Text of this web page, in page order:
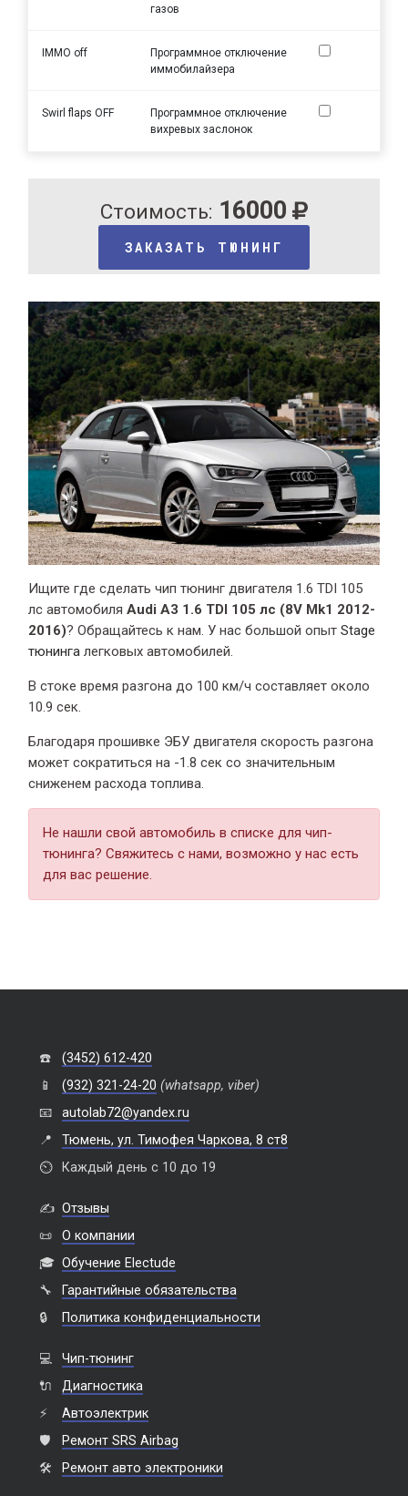
газов
IMMO off
Программное отключение
иммобилайзера
Swirl flaps OFF
Программное отключение
вихревых заслонок
Стоимость: 16000
ЗАКАЗАТЬ ТЮНИНГ
Ищите где сделать чип тюнинг двигателя 1.6 TDI 105
лс автомобиляAudi A3 1.6 TDI 105 лс (8V Mk1 2012-
2016)? Обращайтесь к нам. У нас большой опытStage
тюнинга легковых автомобилей.
В стоке время разгонадо 100 км/ч составляет около
10.9 сек.
Благодаря прошивке ЭБУ двигателя скорость разгона
может сократиться на -1.8 сек со значительным
сниженем расхода топлива.
Не нашли свой автомобиль в списке для чип-
тюнинга? Свяжитесь с нами, возможно у нас есть
для вас решение.
☎️
(3452) 612-420
📱
(932) 321-24-20 (whatsapp, viber)
📧
autolab72@yandex.ru
📍
Тюмень, ул. Тимофея Чаркова, 8 ст8
⏲️
Каждый день с 10 до 19
✍️ Отзывы
📜
О компании
🎓 Обучение Electude
🔧
Гарантийные обязательства
🔒
Политика конфиденциальности
💻
Чип-тюнинг
🔌
Диагностика
⚡
Автоэлектрик
🛡️
Ремонт SRS Airbag
🛠️
Ремонт авто электроники